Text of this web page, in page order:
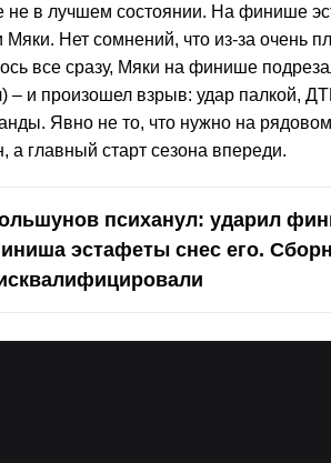
не в лучшем состоянии. На финише
Нет сомнений, что из-за очень
все сразу, Мяки на финише
– и произошел взрыв: удар палкой,
Явно не то, что нужно на рядовом
а главный старт сезона впереди.
психанул: ударил
эстафеты снес его.